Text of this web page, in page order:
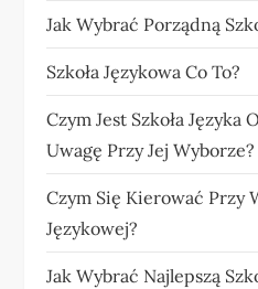
Jak Wybrać Porządną
Szkoła Językowa Co To?
Czym Jest Szkoła Języka
Uwagę Przy Jej Wyborze?
Czym Się Kierować Przy
Językowej?
Jak Wybrać Najlepszą